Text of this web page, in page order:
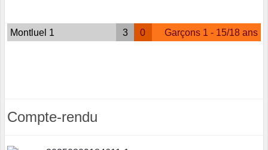
Montluel 1 3 0 Garçons 1 - 15/18 ans
Compte-rendu